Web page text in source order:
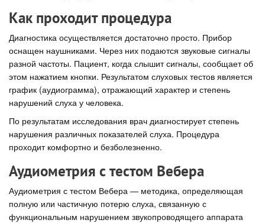
Как проходит процедура
Диагностика осуществляется достаточно просто. Прибор
оснащен наушниками. Через них подаются звуковые сигналы
разной частоты. Пациент, когда слышит сигналы, сообщает об
этом нажатием кнопки. Результатом слуховых тестов является
график (аудиограмма), отражающий характер и степень
нарушений слуха у человека.
По результатам исследования врач диагностирует степень
нарушения различных показателей слуха. Процедура
проходит комфортно и безболезненно.
Аудиометрия с тестом Вебера
Аудиометрия с тестом Вебера — методика, определяющая
полную или частичную потерю слуха, связанную с
функциональным нарушением звукопроводящего аппарата